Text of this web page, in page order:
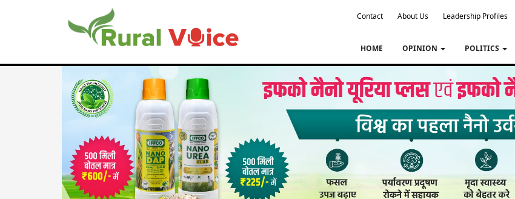
Contact About Us Leadership Profiles
HOME OPINION POLITICS